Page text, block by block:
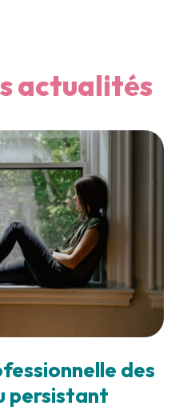
actualités
des
persistant